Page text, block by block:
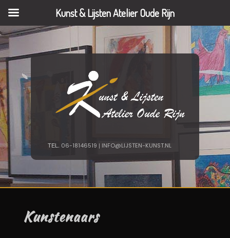
INFO@LIJSTEN-
KUNST.NL
TEL. 06-18146519 | INFO@LIJSTEN-KUNST.NL
Kunstenaars
Kunst & Lijsten Atelier Oude Rijn